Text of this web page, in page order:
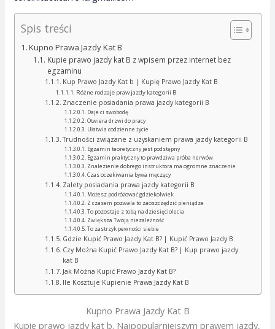
Spis treści
Kupno Prawa Jazdy Kat B
Kupie prawo jazdy kat B z wpisem przez internet bez
egzaminu
Kup Prawo Jazdy Kat b | Kupię Prawo Jazdy Kat B
Różne rodzaje praw jazdy kategorii B
Znaczenie posiadania prawa jazdy kategorii B
Daje ci swobodę
Otwiera drzwi do pracy
Ułatwia codzienne życie
Trudności związane z uzyskaniem prawa jazdy kategorii B
Egzamin teoretyczny jest podstępny
Egzamin praktyczny to prawdziwa próba nerwów
Znalezienie dobrego instruktora ma ogromne znaczenie
Czas oczekiwania bywa męczący
Zalety posiadania prawa jazdy kategorii B
Możesz podróżować gdziekolwiek
Z czasem pozwala to zaoszczędzić pieniądze
To pozostaje z tobą na dziesięciolecia
Zwiększa Twoją niezależność
To zastrzyk pewności siebie
Gdzie Kupić Prawo Jazdy Kat B? | Kupić Prawo Jazdy B
Czy Można Kupić Prawo Jazdy Kat B? | Kup prawo jazdy
kat B
Jak Można Kupić Prawo Jazdy Kat B?
Ile Kosztuje Kupienie Prawa Jazdy Kat B
Kupno Prawa Jazdy Kat B
Kupie prawo jazdy kat b. Najpopularniejszym prawem jazdy,